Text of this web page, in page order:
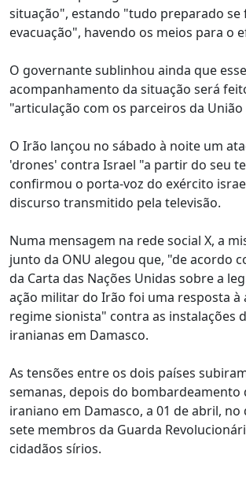
situação", estando "tudo preparado se
evacuação", havendo os meios para o
O governante sublinhou ainda que esse
acompanhamento da situação será
"articulação com os parceiros da
O Irão lançou no sábado à noite um
'drones' contra Israel "a partir do seu
confirmou o porta-voz do exército
discurso transmitido pela televisão.
Numa mensagem na rede social X, a
junto da ONU alegou que, "de acordo
da Carta das Nações Unidas sobre a
ação militar do Irão foi uma resposta à
regime sionista" contra as instalações
iranianas em Damasco.
As tensões entre os dois países
semanas, depois do bombardeamento
iraniano em Damasco, a 01 de abril,
sete membros da Guarda
cidadãos sírios.